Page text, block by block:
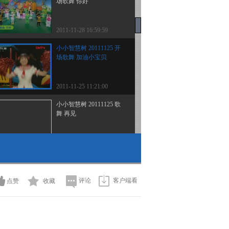
2011-11-28 16:59:59
小小智慧树 20111125 开
场歌舞 加油小宝贝
2011-11-25 11:21:00
小小智慧树 20111125 歌
舞 再见
梓赫
2011-11-25 11:20:03
点赞 收藏 评论 客户端看